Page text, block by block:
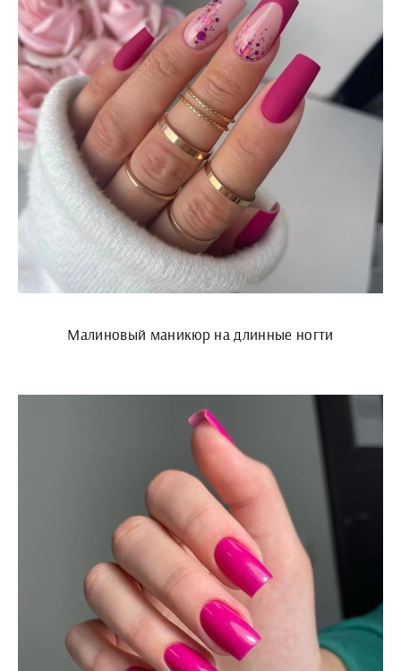
Малиновый маникюр на длинные ногти